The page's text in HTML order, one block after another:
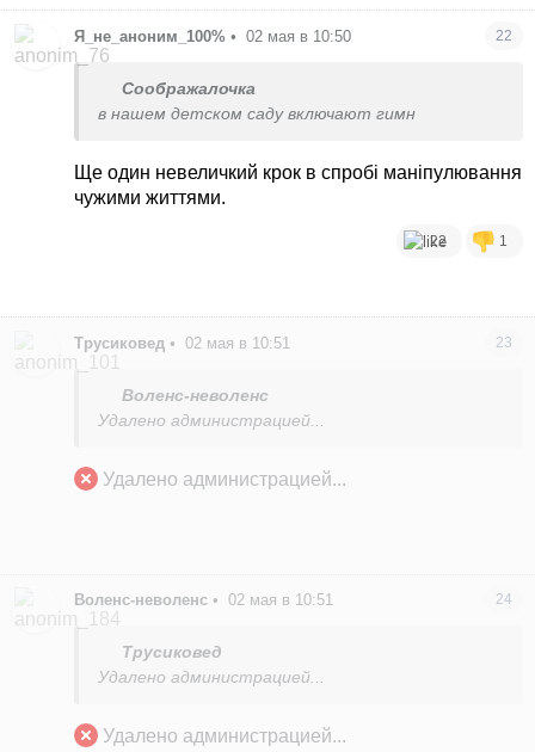
Я_не_аноним_100% • 02 мая в 10:50 22
Соображалочка
в нашем детском саду включают гимн
Ще один невеличкий крок в спробі маніпулювання
чужими життями.
22 1
Трусиковед • 02 мая в 10:51 23
Воленс-неволенс
Удалено администрацией...
Удалено администрацией...
Воленс-неволенс • 02 мая в 10:51 24
Трусиковед
Удалено администрацией...
Удалено администрацией...